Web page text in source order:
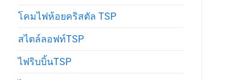
โคมไฟห้อยคริสตัล TSP
สไตล์ลอฟท์TSP
ไฟริบบิ้นTSP